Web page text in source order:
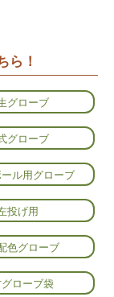
ら！
グローブ
グローブ
ル用グローブ
投げ用
色グローブ
ローブ袋